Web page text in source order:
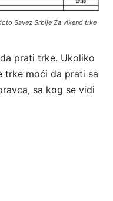
Savez Srbije Za vikend trke
prati trke. Ukoliko
trke moći da prati sa
sa kog se vidi